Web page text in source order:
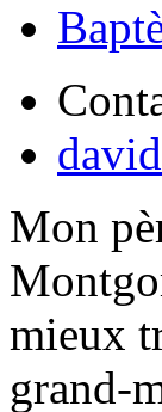
Mon
mieux
grand-